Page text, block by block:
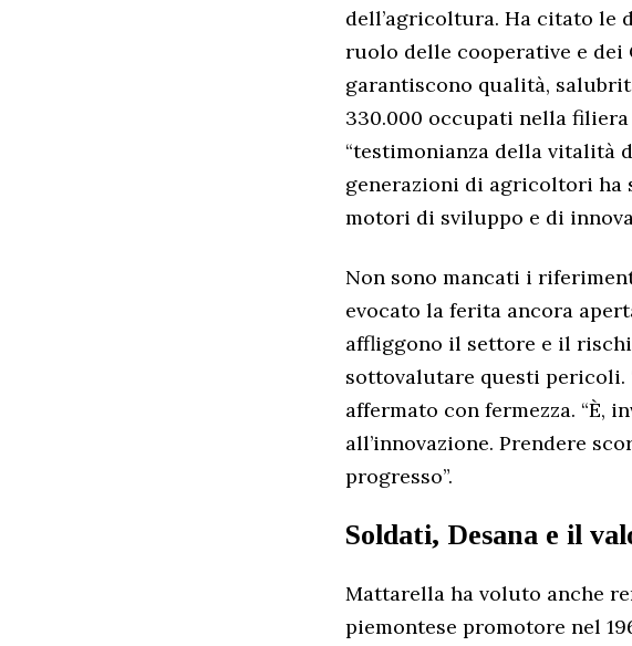
dell’agricoltura. Ha citato
ruolo delle cooperative e
garantiscono qualità,
330.000 occupati nella filiera
“testimonianza della vitalità
generazioni di agricoltori ha
motori di sviluppo e di
Non sono mancati i
evocato la ferita ancora
affliggono il settore e il
sottovalutare questi pericoli.
affermato con fermezza. “È,
all’innovazione. Prendere
progresso”.
Soldati, Desana e il
Mattarella ha voluto anche
piemontese promotore nel